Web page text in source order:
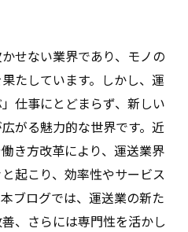
せない業界であり、モノの
たしています。しかし、運
仕事にとどまらず、新しい
がる魅力的な世界です。近
き方改革により、運送業界
起こり、効率性やサービス
ブログでは、運送業の新た
、さらには専門性を活かし